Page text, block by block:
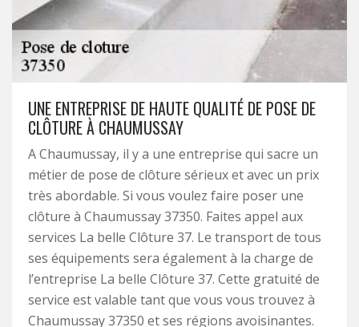
UNE ENTREPRISE DE HAUTE QUALITÉ DE POSE DE
CLÔTURE À CHAUMUSSAY
A Chaumussay, il y a une entreprise qui sacre un
métier de pose de clôture sérieux et avec un prix
très abordable. Si vous voulez faire poser une
clôture à Chaumussay 37350. Faites appel aux
services La belle Clôture 37. Le transport de tous
ses équipements sera également à la charge de
l’entreprise La belle Clôture 37. Cette gratuité de
service est valable tant que vous vous trouvez à
Chaumussay 37350 et ses régions avoisinantes.